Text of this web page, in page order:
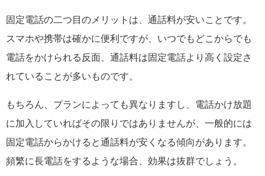
固定電話の二つ目のメリットは、通話料が安いことです。
スマホや携帯は確かに便利ですが、いつでもどこからでも
電話をかけられる反面、通話料は固定電話より高く設定さ
れていることが多いものです。
もちろん、プランによっても異なりますし、電話かけ放題
に加入していればその限りではありませんが、一般的には
固定電話からかけると通話料が安くなる傾向があります。
頻繁に長電話をするような場合、効果は抜群でしょう。